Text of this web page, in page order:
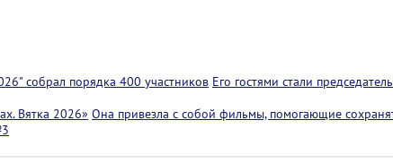
собрал порядка 400 участников Его гостями стали
Вятка 2026» Она привезла с собой фильмы, помогающие